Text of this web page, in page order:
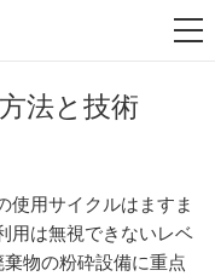
法と技術
使用サイクルはますま
用は無視できないレベ
物の粉砕設備に重点